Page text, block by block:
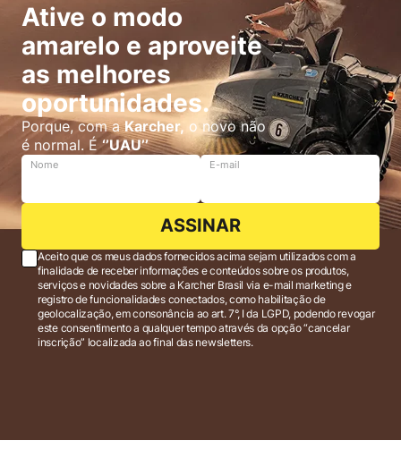
Ative o modo
amarelo e aproveite
as melhores
oportunidades.
Porque, com aKarcher, o novo não
é normal. É‘’UAU’’
Nome E-mail
ASSINAR
Aceito que os meus dados fornecidos acima sejam utilizados com a
finalidade de receber informações e conteúdos sobre os produtos,
serviços e novidades sobre a Karcher Brasil via e-mail marketing e
registro de funcionalidades conectados, como habilitação de
geolocalização, em consonância ao art. 7°, I da LGPD, podendo revogar
este consentimento a qualquer tempo através da opção “cancelar
inscrição” localizada ao final das newsletters.